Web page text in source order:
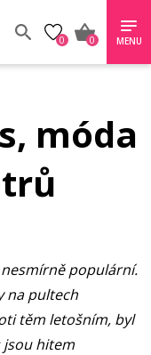
0 0 MENU
móda
populární.
na pultech
těm letošním, byl
jsou hitem